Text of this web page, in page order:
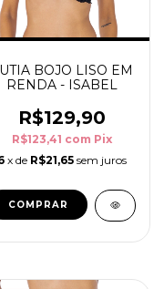
BOJO LISO EM
RENDA - ISABEL
R$129,90
R$123,41 com Pix
x de R$21,65 sem juros
COMPRAR